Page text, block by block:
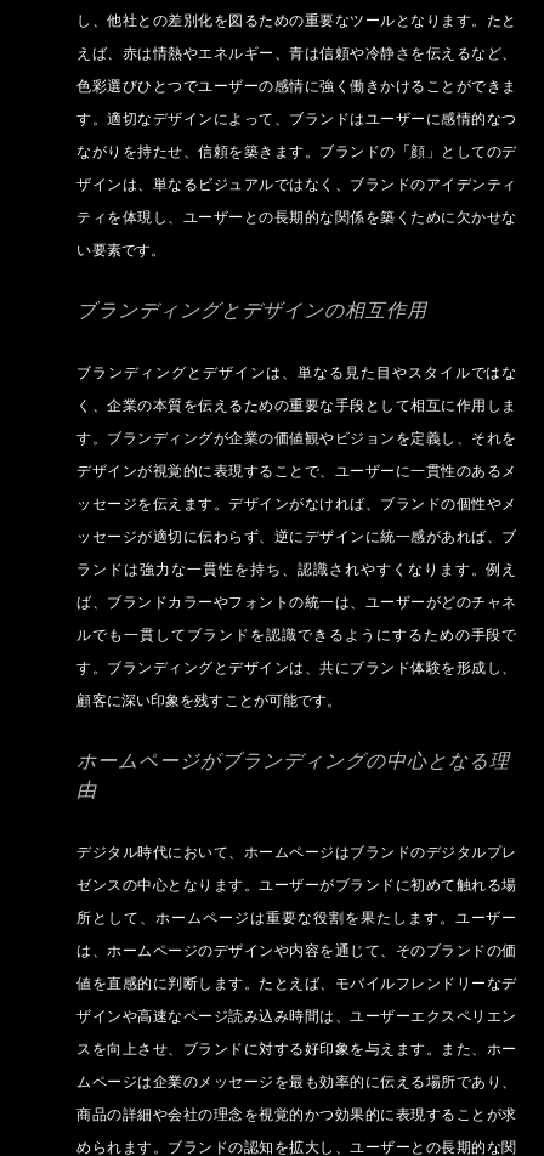
し、他社との差別化を図るための重要なツールとなります。たと
えば、赤は情熱やエネルギー、青は信頼や冷静さを伝えるなど、
色彩選びひとつでユーザーの感情に強く働きかけることができま
す。適切なデザインによって、ブランドはユーザーに感情的なつ
ながりを持たせ、信頼を築きます。ブランドの「顔」としてのデ
ザインは、単なるビジュアルではなく、ブランドのアイデンティ
ティを体現し、ユーザーとの長期的な関係を築くために欠かせな
い要素です。
ブランディングとデザインの相互作用
ブランディングとデザインは、単なる見た目やスタイルではな
く、企業の本質を伝えるための重要な手段として相互に作用しま
す。ブランディングが企業の価値観やビジョンを定義し、それを
デザインが視覚的に表現することで、ユーザーに一貫性のあるメ
ッセージを伝えます。デザインがなければ、ブランドの個性やメ
ッセージが適切に伝わらず、逆にデザインに統一感があれば、ブ
ランドは強力な一貫性を持ち、認識されやすくなります。例え
ば、ブランドカラーやフォントの統一は、ユーザーがどのチャネ
ルでも一貫してブランドを認識できるようにするための手段で
す。ブランディングとデザインは、共にブランド体験を形成し、
顧客に深い印象を残すことが可能です。
ホームページがブランディングの中心となる理
由
デジタル時代において、ホームページはブランドのデジタルプレ
ゼンスの中心となります。ユーザーがブランドに初めて触れる場
所として、ホームページは重要な役割を果たします。ユーザー
は、ホームページのデザインや内容を通じて、そのブランドの価
値を直感的に判断します。たとえば、モバイルフレンドリーなデ
ザインや高速なページ読み込み時間は、ユーザーエクスペリエン
スを向上させ、ブランドに対する好印象を与えます。また、ホー
ムページは企業のメッセージを最も効率的に伝える場所であり、
商品の詳細や会社の理念を視覚的かつ効果的に表現することが求
められます。ブランドの認知を拡大し、ユーザーとの長期的な関